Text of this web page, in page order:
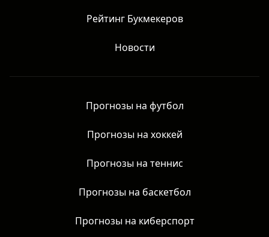
Рейтинг Букмекеров
Новости
Прогнозы на футбол
Прогнозы на хоккей
Прогнозы на теннис
Прогнозы на баскетбол
Прогнозы на киберспорт